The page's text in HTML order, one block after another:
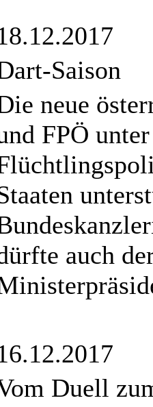
Saison
neue
FPÖ
auch
Duell